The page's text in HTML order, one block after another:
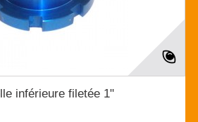
inférieure filetée 1"